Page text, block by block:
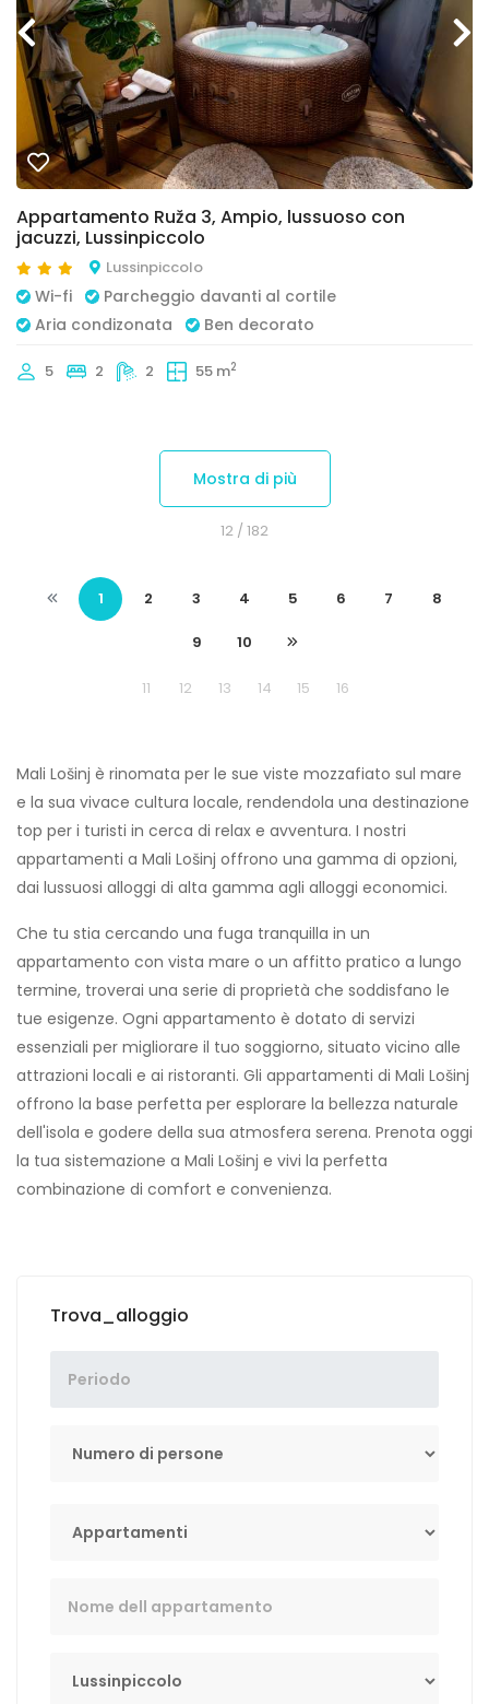
Trova_alloggio
Appartamento Ruža 3, Ampio, lussuoso con
jacuzzi, Lussinpiccolo
Lussinpiccolo
Wi-fi
Parcheggio davanti al cortile
Aria condizonata
Ben decorato
5 2 2 55 m2
Mostra di più
12 / 182
1 2 3 4 5 6 7 8
9 10
11 12 13 14 15 16
Mali Lošinj è rinomata per le sue viste mozzafiato sul mare
e la sua vivace cultura locale, rendendola una destinazione
top per i turisti in cerca di relax e avventura. I nostri
appartamenti a Mali Lošinj offrono una gamma di opzioni,
dai lussuosi alloggi di alta gamma agli alloggi economici.
Che tu stia cercando una fuga tranquilla in un
appartamento con vista mare o un affitto pratico a lungo
termine, troverai una serie di proprietà che soddisfano le
tue esigenze. Ogni appartamento è dotato di servizi
essenziali per migliorare il tuo soggiorno, situato vicino alle
attrazioni locali e ai ristoranti. Gli appartamenti di Mali Lošinj
offrono la base perfetta per esplorare la bellezza naturale
dell'isola e godere della sua atmosfera serena. Prenota oggi
la tua sistemazione a Mali Lošinj e vivi la perfetta
combinazione di comfort e convenienza.